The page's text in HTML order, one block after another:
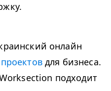
онлайн
для бизнеса.
подходит